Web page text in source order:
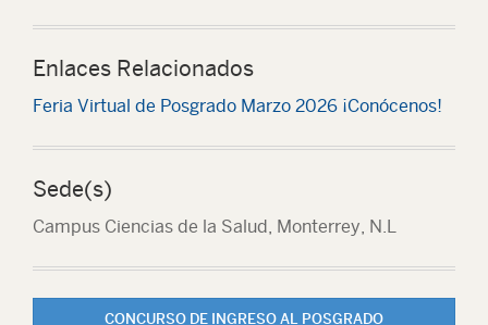
Enlaces Relacionados
Feria Virtual de Posgrado Marzo 2026 ¡Conócenos!
Sede(s)
Campus Ciencias de la Salud, Monterrey, N.L
CONCURSO DE INGRESO AL POSGRADO